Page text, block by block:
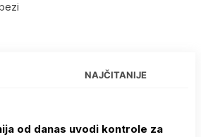
NAJČITANIJE
od danas uvodi kontrole za